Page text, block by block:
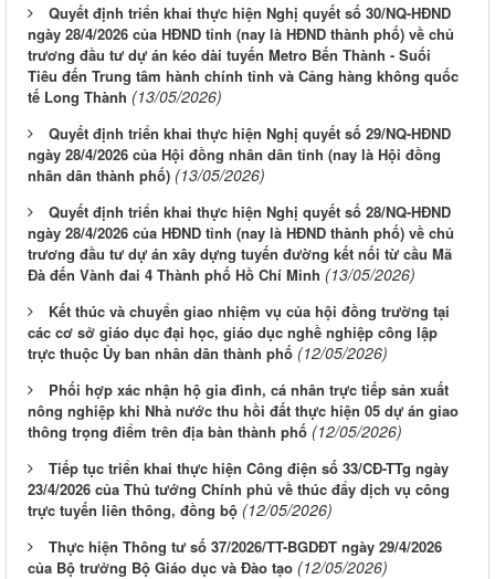
Quyết định triển khai thực hiện Nghị quyết số 30/NQ-HĐND
ngày 28/4/2026 của HĐND tỉnh (nay là HĐND thành phố) về chủ
trương đầu tư dự án kéo dài tuyến Metro Bến Thành - Suối
Tiêu đến Trung tâm hành chính tỉnh và Cảng hàng không quốc
tế Long Thành (13/05/2026)
Quyết định triển khai thực hiện Nghị quyết số 29/NQ-HĐND
ngày 28/4/2026 của Hội đồng nhân dân tỉnh (nay là Hội đồng
nhân dân thành phố) (13/05/2026)
Quyết định triển khai thực hiện Nghị quyết số 28/NQ-HĐND
ngày 28/4/2026 của HĐND tỉnh (nay là HĐND thành phố) về chủ
trương đầu tư dự án xây dựng tuyến đường kết nối từ cầu Mã
Đà đến Vành đai 4 Thành phố Hồ Chí Minh (13/05/2026)
Kết thúc và chuyển giao nhiệm vụ của hội đồng trường tại
các cơ sở giáo dục đại học, giáo dục nghề nghiệp công lập
trực thuộc Ủy ban nhân dân thành phố (12/05/2026)
Phối hợp xác nhận hộ gia đình, cá nhân trực tiếp sản xuất
nông nghiệp khi Nhà nước thu hồi đất thực hiện 05 dự án giao
thông trọng điểm trên địa bàn thành phố (12/05/2026)
Tiếp tục triển khai thực hiện Công điện số 33/CĐ-TTg ngày
23/4/2026 của Thủ tướng Chính phủ về thúc đẩy dịch vụ công
trực tuyến liên thông, đồng bộ (12/05/2026)
Thực hiện Thông tư số 37/2026/TT-BGDĐT ngày 29/4/2026
của Bộ trưởng Bộ Giáo dục và Đào tạo (12/05/2026)